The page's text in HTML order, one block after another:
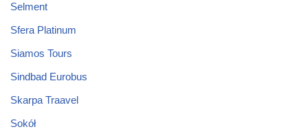
Selment
Sfera Platinum
Siamos Tours
Sindbad Eurobus
Skarpa Traavel
Sokół